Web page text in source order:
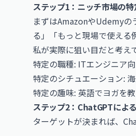
ステップ1：ニッチ市場の
まずはAmazonやUdemyの
る」「もっと現場で使える
私が実際に狙い目だと考え
特定の職種: ITエンジニア
特定のシチュエーション:
特定の趣味: 英語でヨガを
ステップ2：ChatGPTによ
ターゲットが決まれば、